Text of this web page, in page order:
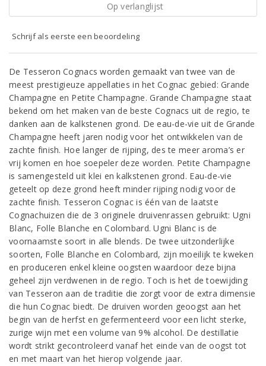
Op verlanglijst
Schrijf als eerste een beoordeling
De Tesseron Cognacs worden gemaakt van twee van de
meest prestigieuze appellaties in het Cognac gebied: Grande
Champagne en Petite Champagne. Grande Champagne staat
bekend om het maken van de beste Cognacs uit de regio, te
danken aan de kalkstenen grond. De eau-de-vie uit de Grande
Champagne heeft jaren nodig voor het ontwikkelen van de
zachte finish. Hoe langer de rijping, des te meer aroma’s er
vrij komen en hoe soepeler deze worden. Petite Champagne
is samengesteld uit klei en kalkstenen grond. Eau-de-vie
geteelt op deze grond heeft minder rijping nodig voor de
zachte finish. Tesseron Cognac is één van de laatste
Cognachuizen die de 3 originele druivenrassen gebruikt: Ugni
Blanc, Folle Blanche en Colombard. Ugni Blanc is de
voornaamste soort in alle blends. De twee uitzonderlijke
soorten, Folle Blanche en Colombard, zijn moeilijk te kweken
en produceren enkel kleine oogsten waardoor deze bijna
geheel zijn verdwenen in de regio. Toch is het de toewijding
van Tesseron aan de traditie die zorgt voor de extra dimensie
die hun Cognac biedt. De druiven worden geoogst aan het
begin van de herfst en gefermenteerd voor een licht sterke,
zurige wijn met een volume van 9% alcohol. De destillatie
wordt strikt gecontroleerd vanaf het einde van de oogst tot
en met maart van het hierop volgende jaar.